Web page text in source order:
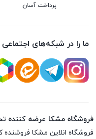
پرداخت آسان
ما را در شبکه‌های اجتماعی
فروشگاه مشکا عرضه کننده
فروشگاه انلاین مشکا فروشنده